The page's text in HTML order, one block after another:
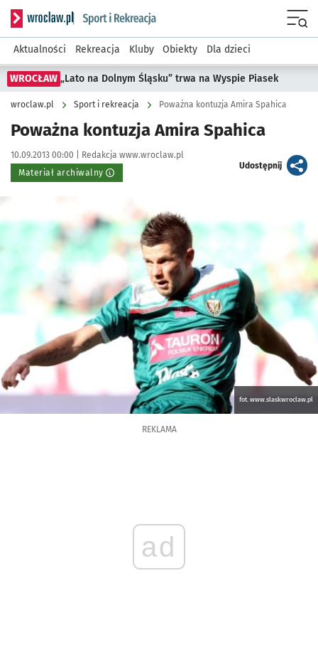
Serwis informacyjny wroclaw.pl podserwis: Sport i rekreacja
Aktualności Rekreacja Kluby Obiekty Dla dzieci
WROCŁAW „Lato na Dolnym Śląsku” trwa na Wyspie Piasek
wroclaw.pl Sport i rekreacja Poważna kontuzja Amira Spahica
Poważna kontuzja Amira Spahica
Data publikacji:
10.09.2013 00:00 | Autor:
Redakcja www.wroclaw.pl
Materiał archiwalny
Udostępnijartykuł
Kliknij, aby powiększyć
fot. www.slaskwroclaw.pl
REKLAMA
ad